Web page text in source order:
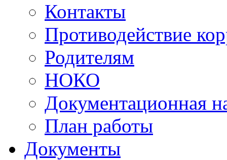
Контакты
Противодействие
Родителям
НОКО
Документационная
План работы
Документы